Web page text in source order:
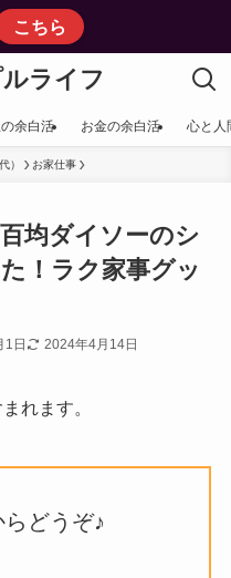
こちら
ライフ
余白活 お金の余白活 心と人
） お家仕事
均ダイソーのシ
！ラク家事グッ
1日 2024年4月14日
れます。
どうぞ♪